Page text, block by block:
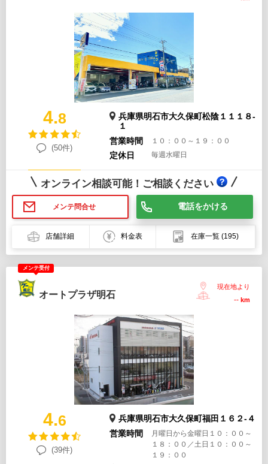
4.8
(50件)
兵庫県明石市大久保町松陰１１１８-
１
営業時間
１０：００～１９：００
定休日 毎週水曜日
オンライン相談可能！ご相談ください
メンテ問合せ 電話をかける
店舗詳細 料金表 在庫一覧 (195)
メンテ受付
オートプラザ明石
現在地より
-- km
4.6
(39件)
兵庫県明石市大久保町福田１６２-４
営業時間
月曜日から金曜日１０：００～
１８：００／土日１０：００～
１９：００